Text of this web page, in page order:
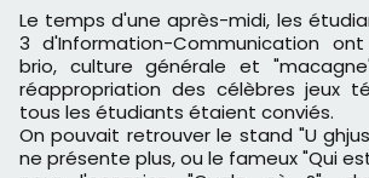
Le temps d'une après-midi, les étudiants de la Licence
3 d'Information-Communication
brio, culture générale et
réappropriation des célèbres jeux
tous les étudiants étaient conviés.
On pouvait retrouver le stand "U
ne présente plus, ou le fameux "Qui